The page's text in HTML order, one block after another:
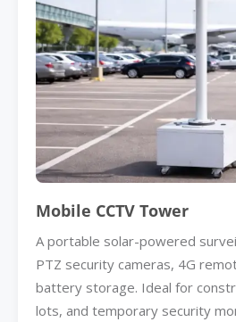
Mobile CCTV Tower
A portable solar-powered
PTZ security cameras, 4G
battery storage. Ideal for
lots, and temporary security